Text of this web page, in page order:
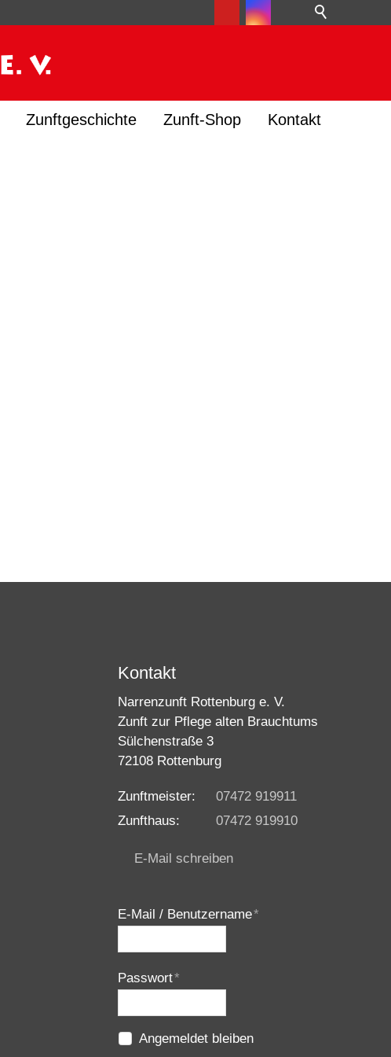
Zunftgeschichte Zunft-Shop Kontakt
Kontakt
Narrenzunft Rottenburg e. V.
Zunft zur Pflege alten Brauchtums
Sülchenstraße 3
72108 Rottenburg
Zunftmeister:
07472 919911
Zunfthaus:
07472 919910
E-Mail schreiben
E-Mail / Benutzername*
Passwort*
Angemeldet bleiben